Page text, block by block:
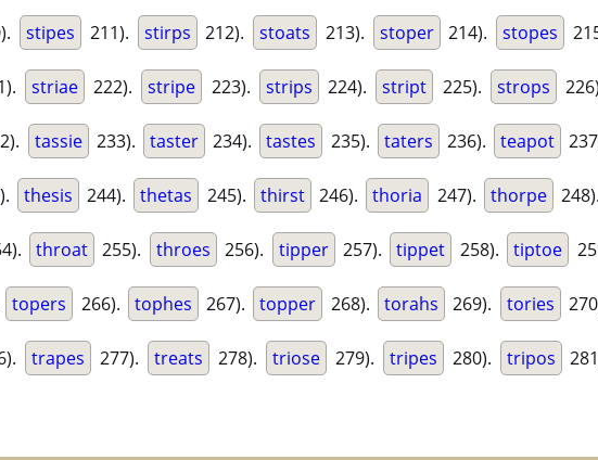
stipes 211). stirps 212). stoats 213). stoper 214). stopes
striae 222). stripe 223). strips 224). stript 225). strops
tassie 233). taster 234). tastes 235). taters 236). teapot
thesis 244). thetas 245). thirst 246). thoria 247). thorpe 248).
throat 255). throes 256). tipper 257). tippet 258). tiptoe
topers 266). tophes 267). topper 268). torahs 269). tories
trapes 277). treats 278). triose 279). tripes 280). tripos